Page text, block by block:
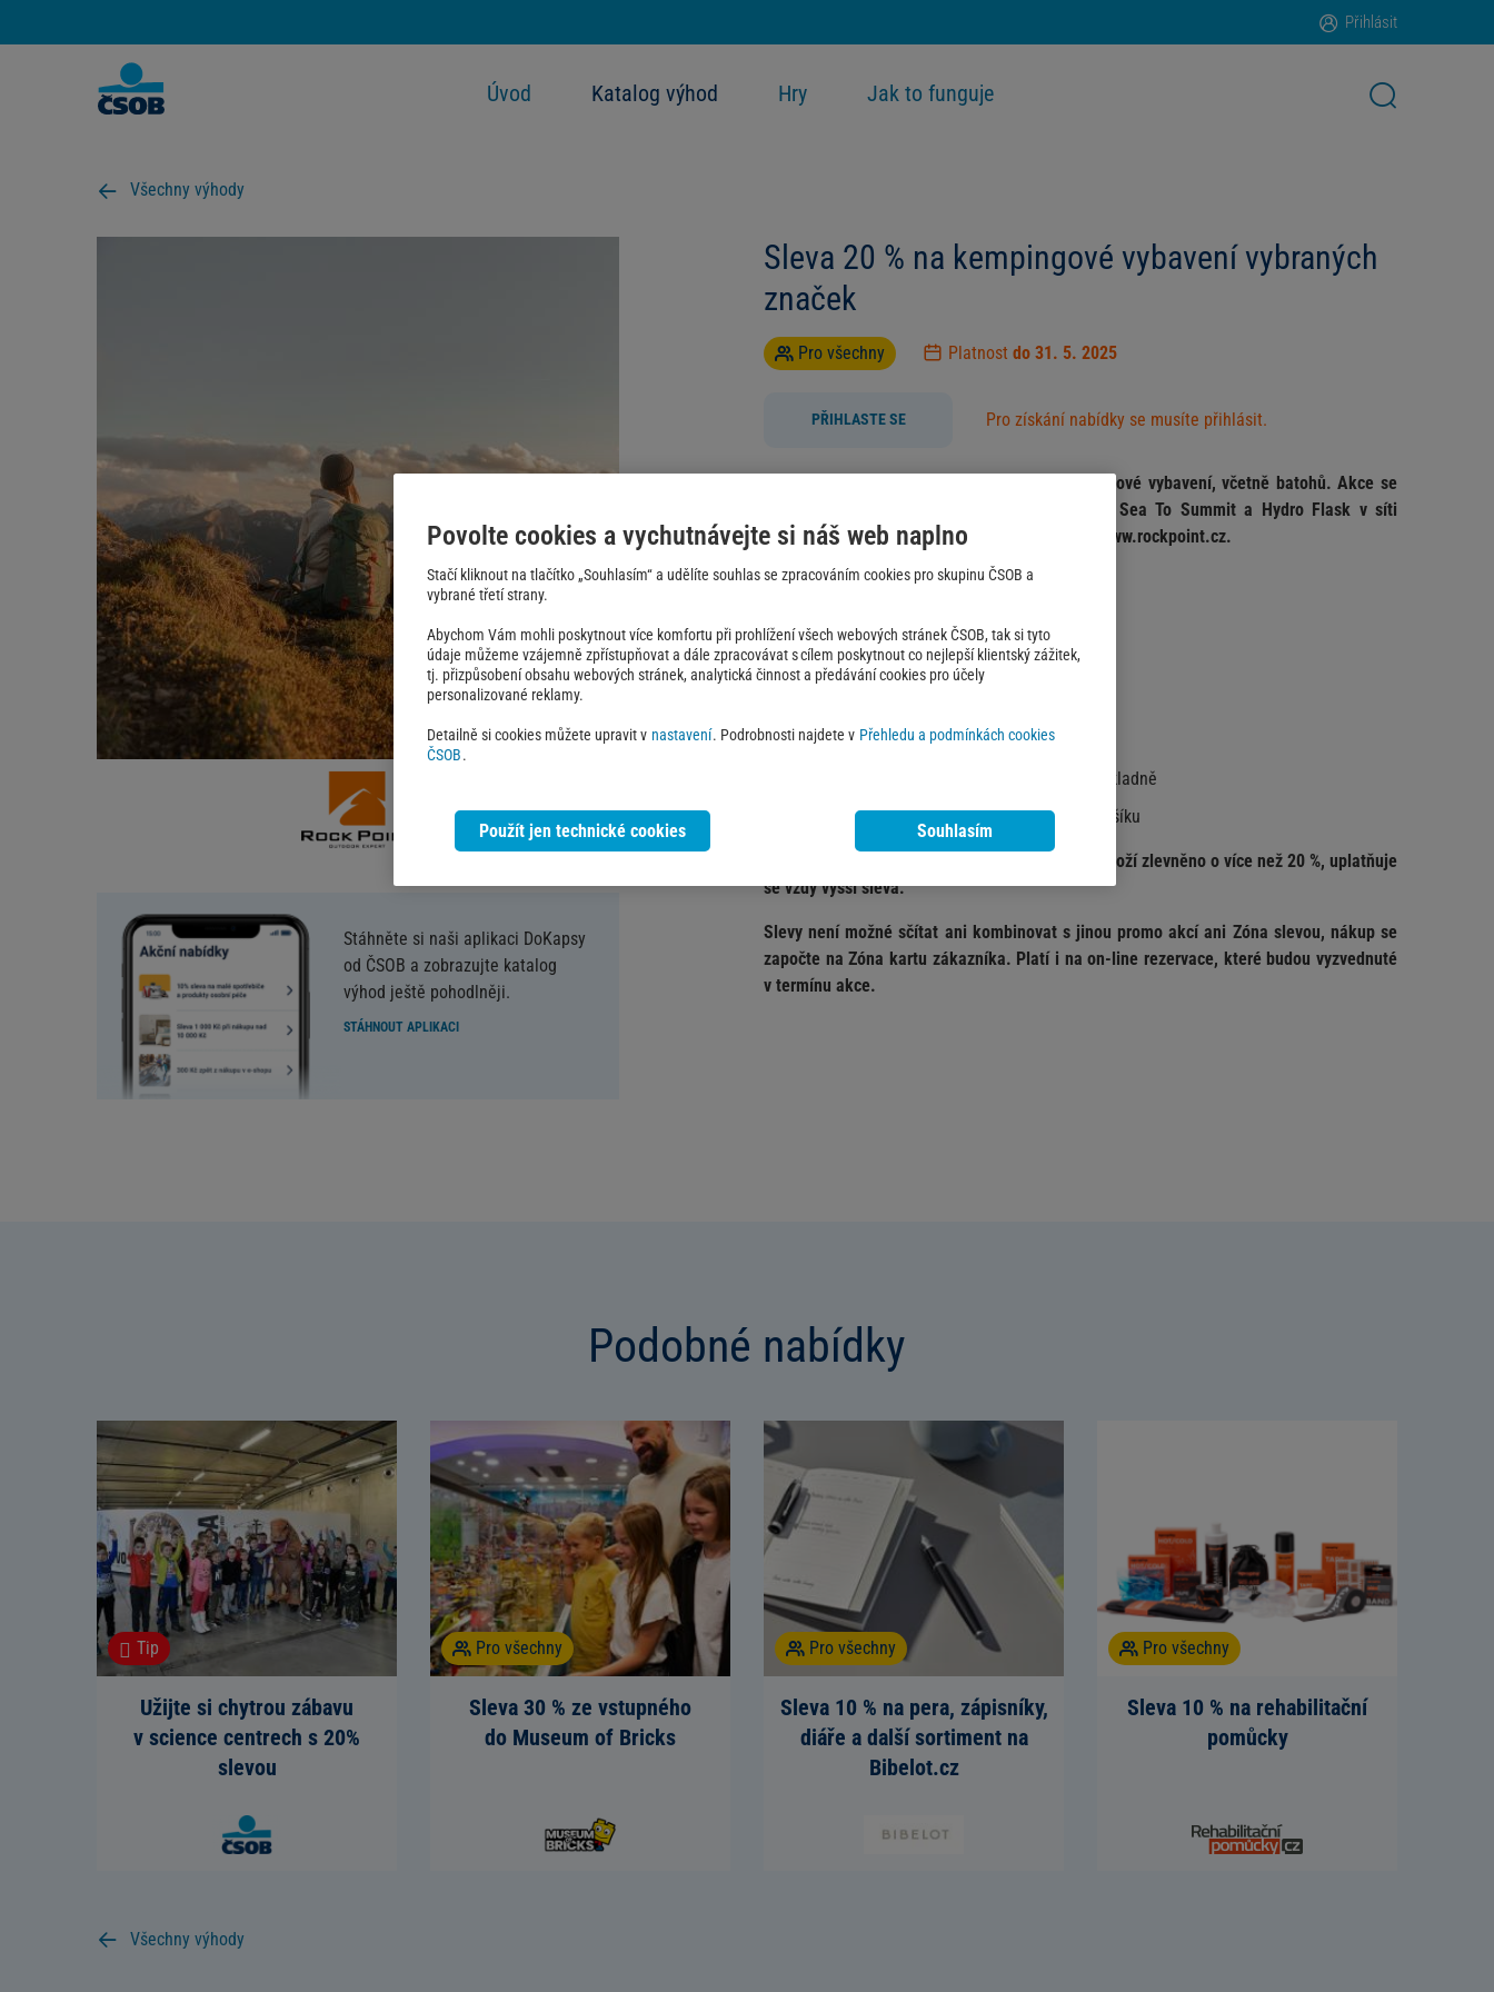
Přihlásit
Úvod Katalog výhod Hry Jak to funguje
Všechny výhody
Stáhněte si naši aplikaci DoKapsy
od ČSOB a zobrazujte katalog
výhod ještě pohodlněji.
STÁHNOUT APLIKACI
Sleva 20 % na kempingové vybavení vybraných
značek
Pro všechny Platnost do 31. 5. 2025
PŘIHLASTE SE Pro získání nabídky se musíte přihlásit.
Využijte slevu 20 % z původní ceny na kempingové vybavení, včetně batohů. Akce se
vztahuje na značky Hannah, Tatonka, Osprey, Sea To Summit a Hydro Flask v síti
kamenných prodejen Rock Point a na e-shopu www.rockpoint.cz.
Přihlaste se nebo se zaregistrujte.
Svůj slevový kód můžete využít:
v síti kamenných prodejen při nákupu na pokladně
na e-shopuwww.rockpoint.czv nákupním košíku
Sleva 20 % se počítá z původní ceny. Pokud je zboží zlevněno o více než 20 %, uplatňuje
se vždy vyšší sleva.
Slevy není možné sčítat ani kombinovat s jinou promo akcí ani Zóna slevou, nákup se
započte na Zóna kartu zákazníka. Platí i na on-line rezervace, které budou vyzvednuté
v termínu akce.
Podobné nabídky
Tip
Užijte si chytrou zábavu
v science centrech s 20%
slevou
Pro všechny
Sleva 30 % ze vstupného
do Museum of Bricks
Pro všechny
Sleva 10 % na pera, zápisníky,
diáře a další sortiment na
Bibelot.cz
Pro všechny
Sleva 10 % na rehabilitační
pomůcky
Všechny výhody
Povolte cookies a vychutnávejte si náš web naplno
Stačí kliknout na tlačítko „Souhlasím“ a udělíte souhlas se zpracováním cookies pro skupinu ČSOB a
vybrané třetí strany.
Abychom Vám mohli poskytnout více komfortu při prohlížení všech webových stránek ČSOB, tak si tyto
údaje můžeme vzájemně zpřístupňovat a dále zpracovávat s cílem poskytnout co nejlepší klientský zážitek,
tj. přizpůsobení obsahu webových stránek, analytická činnost a předávání cookies pro účely
personalizované reklamy.
Detailně si cookies můžete upravit v nastavení. Podrobnosti najdete v Přehledu a podmínkách cookies
ČSOB.
Použít jen technické cookies Souhlasím